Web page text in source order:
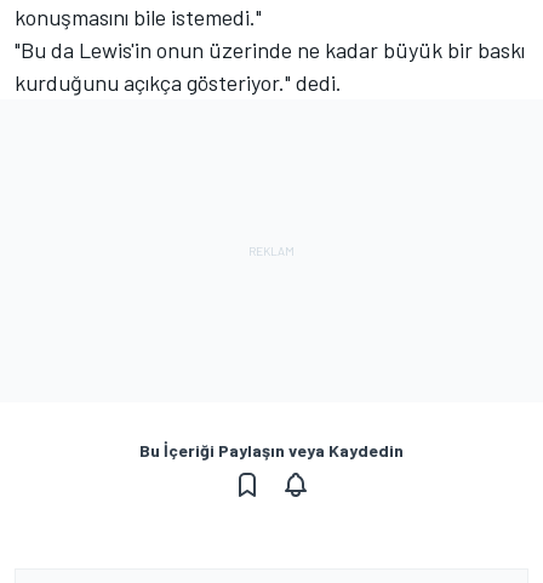
konuşmasını bile istemedi."
"Bu da Lewis'in onun üzerinde ne kadar büyük bir baskı
kurduğunu açıkça gösteriyor." dedi.
Bu İçeriği Paylaşın veya Kaydedin